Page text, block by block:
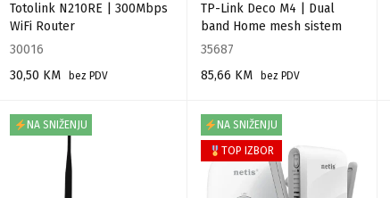
Totolink N210RE | 300Mbps
WiFi Router
30016
30,50 KM
bez PDV
TP-Link Deco M4 | Dual
band Home mesh sistem
35687
85,66 KM
bez PDV
NA SNIŽENJU
NA SNIŽENJU
TOP IZBOR